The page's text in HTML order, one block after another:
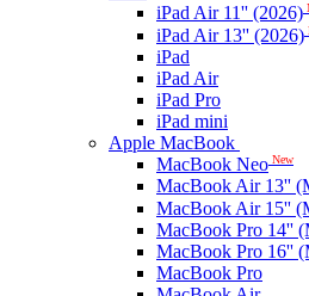
iPad Air 11'' (2026)
iPad Air 13'' (2026)
iPad
iPad Air
iPad Pro
iPad mini
Apple MacBook
MacBook Neo New
MacBook Air 13''
MacBook Air 15''
MacBook Pro 14''
MacBook Pro 16''
MacBook Pro